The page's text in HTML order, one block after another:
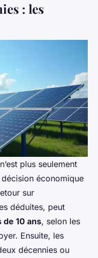
: les
plus seulement
économique
sur
déduites, peut
de 10 ans, selon les
Ensuite, les
décennies ou